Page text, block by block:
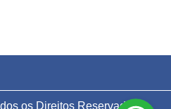
os Direitos Reservados